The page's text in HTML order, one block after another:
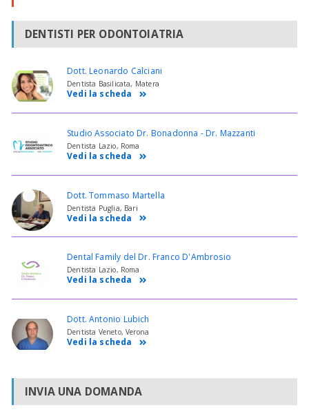
DENTISTI PER ODONTOIATRIA
Dott. Leonardo Calciani
Dentista Basilicata, Matera
Vedi la scheda
Studio Associato Dr. Bonadonna - Dr. Mazzanti
Dentista Lazio, Roma
Vedi la scheda
Dott. Tommaso Martella
Dentista Puglia, Bari
Vedi la scheda
Dental Family del Dr. Franco D'Ambrosio
Dentista Lazio, Roma
Vedi la scheda
Dott. Antonio Lubich
Dentista Veneto, Verona
Vedi la scheda
INVIA UNA DOMANDA